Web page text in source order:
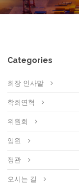
Categories
회장 인사말
학회연혁
위원회
임원
정관
오시는 길